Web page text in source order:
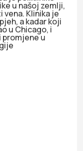
u našoj zemlji,
Klinika je
a kadar koji
u Chicago, i
promjene u